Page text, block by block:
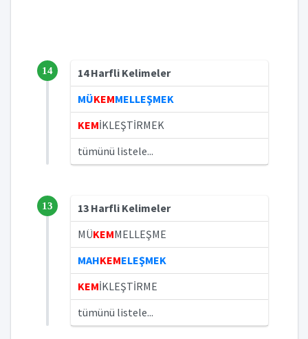
14
14 Harfli Kelimeler
MÜKEMMELLEŞMEK
KEMİKLEŞTİRMEK
tümünü listele...
13
13 Harfli Kelimeler
MÜKEMMELLEŞME
MAHKEMELEŞMEK
KEMİKLEŞTİRME
tümünü listele...